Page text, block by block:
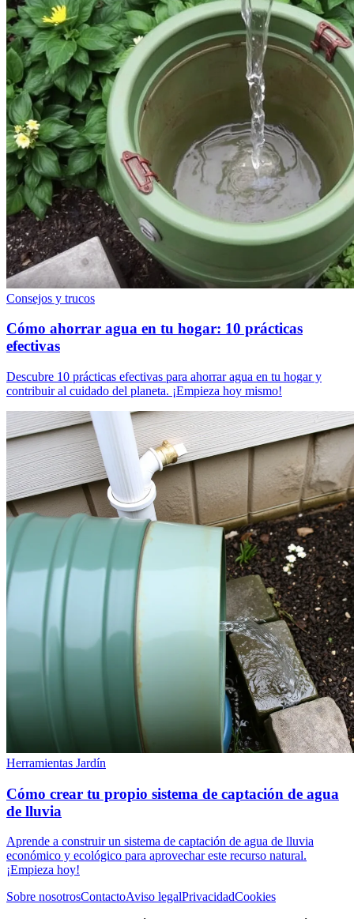
Consejos y trucos
Cómo ahorrar agua en tu hogar: 10 prácticas
efectivas
Descubre 10 prácticas efectivas para ahorrar agua en tu hogar y
contribuir al cuidado del planeta. ¡Empieza hoy mismo!
Herramientas Jardín
Cómo crear tu propio sistema de captación de agua
de lluvia
Aprende a construir un sistema de captación de agua de lluvia
económico y ecológico para aprovechar este recurso natural.
¡Empieza hoy!
Sobre nosotrosContactoAviso legalPrivacidadCookies